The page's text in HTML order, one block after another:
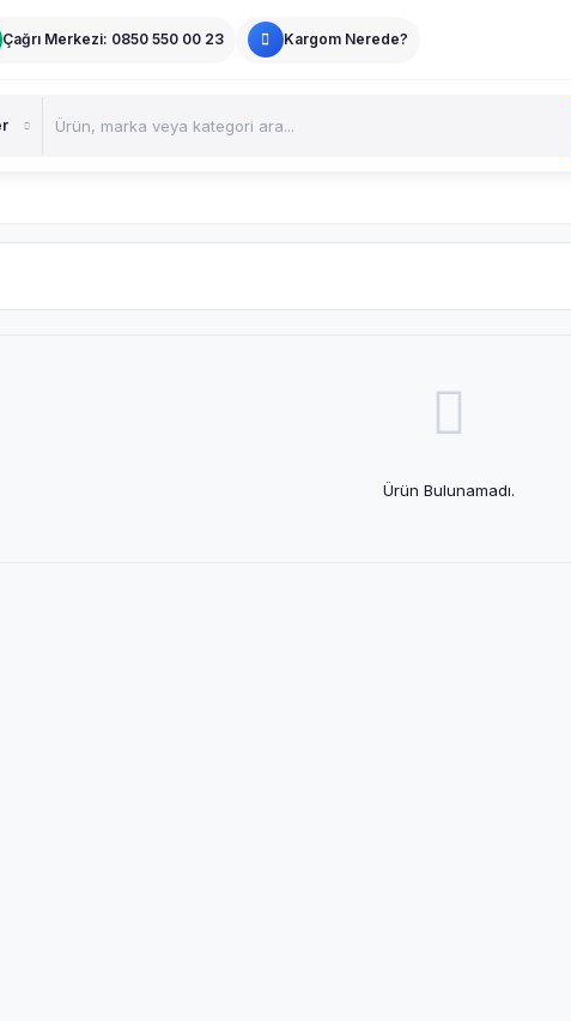
Çağrı Merkezi: 0850 550 00 23 Kargom Nerede?
Ürün Bulunamadı.